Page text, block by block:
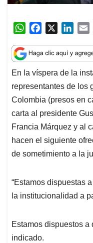
W
a
t
s
A
p
p
c
e
b
o
o
k
n
k
e
d
I
n
i
l
En la víspera de la
representantes de los
Colombia (presos en
carta al presidente
Francia Márquez y al
hacen el siguiente
de sometimiento a la
“Estamos dispuestas
la institucionalidad a
Estamos dispuestos a
indicado.